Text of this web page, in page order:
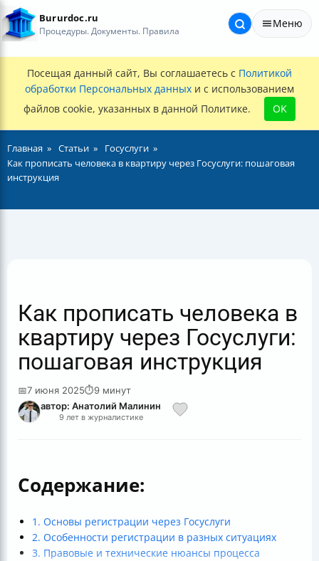
Bururdoc.ru
Процедуры. Документы. Правила
Меню
Посещая данный сайт, Вы соглашаетесь с Политикой
обработки Персональных данных и с использованием
файлов cookie, указанных в данной Политике.
OK
Главная Статьи
Госуслуги
Как прописать человека в квартиру через Госуслуги: пошаговая
инструкция
Как прописать человека в
квартиру через Госуслуги:
пошаговая инструкция
📅7 июня 2025⏱9 минут
автор: Анатолий Малинин
9 лет в журналистике
Содержание:
1. Основы регистрации через Госуслуги
2. Особенности регистрации в разных ситуациях
3. Правовые и технические нюансы процесса